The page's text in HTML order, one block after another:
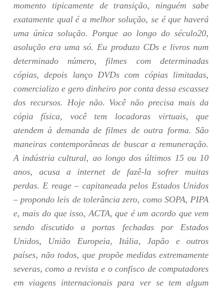
momento tipicamente de transição, ninguém sabe
exatamente qual é a melhor solução, se é que haverá
uma única solução. Porque ao longo do século20,
asolução era uma só. Eu produzo CDs e livros num
determinado número, filmes com determinadas
cópias, depois lanço DVDs com cópias limitadas,
comercializo e gero dinheiro por conta dessa escassez
dos recursos. Hoje não. Você não precisa mais da
cópia física, você tem locadoras virtuais, que
atendem à demanda de filmes de outra forma. São
maneiras contemporâneas de buscar a remuneração.
A indústria cultural, ao longo dos últimos 15 ou 10
anos, acusa a internet de fazê-la sofrer muitas
perdas. E reage – capitaneada pelos Estados Unidos
– propondo leis de tolerância zero, como SOPA, PIPA
e, mais do que isso, ACTA, que é um acordo que vem
sendo discutido a portas fechadas por Estados
Unidos, União Europeia, Itália, Japão e outros
países, não todos, que propõe medidas extremamente
severas, como a revista e o confisco de computadores
em viagens internacionais para ver se tem algum